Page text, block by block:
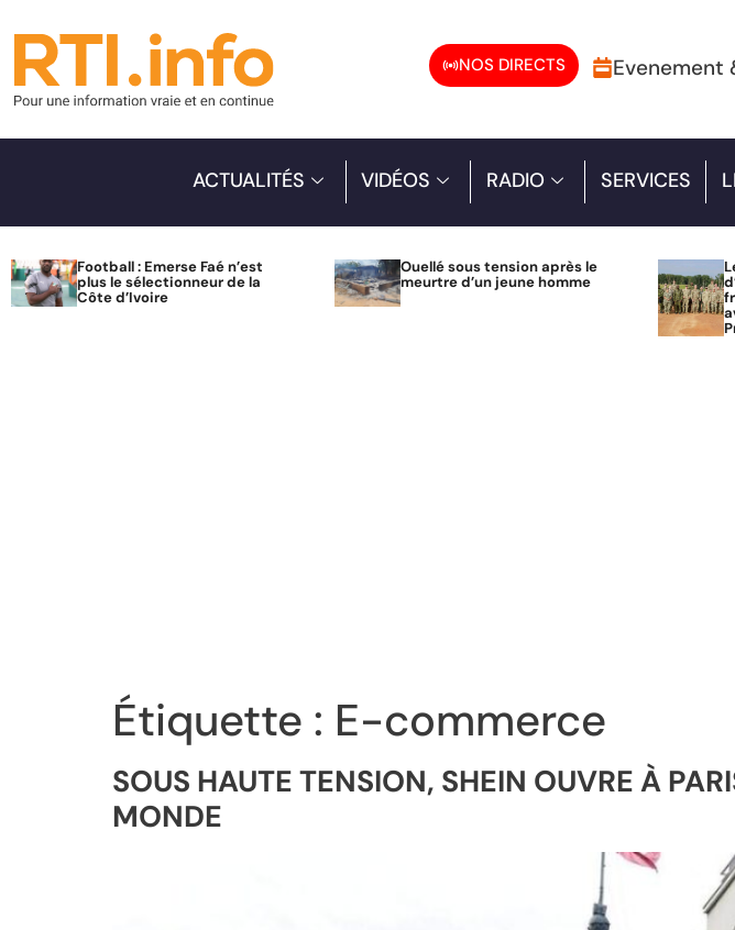
NOS DIRECTS Evenement
ACTUALITÉS VIDÉOS RADIO SERVICES
Football : Emerse Faé n’est
plus le sélectionneur de la
Côte d’Ivoire
Ouellé sous tension après le
meurtre d’un jeune homme
Étiquette : E-commerce
SOUS HAUTE TENSION, SHEIN OUVRE À
MONDE